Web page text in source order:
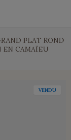
PLAT ROND
EN CAMAÏEU
VENDU